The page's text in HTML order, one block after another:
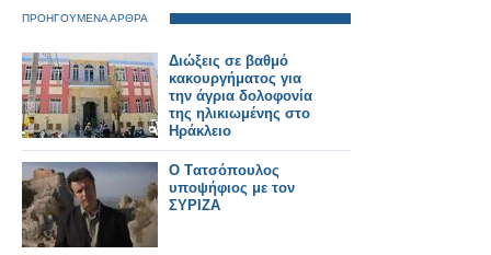
ΠΡΟΗΓΟΥΜΕΝΑ ΑΡΘΡΑ
Διώξεις σε βαθμό
κακουργήματος για
την άγρια δολοφονία
της ηλικιωμένης στο
Ηράκλειο
O Tατσόπουλος
υποψήφιος με τον
ΣΥΡΙΖΑ